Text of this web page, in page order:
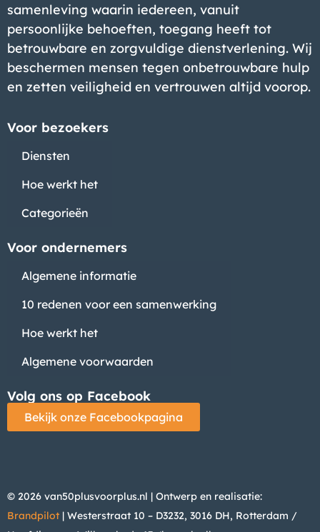
samenleving waarin iedereen, vanuit
persoonlijke behoeften, toegang heeft tot
betrouwbare en zorgvuldige dienstverlening. Wij
beschermen mensen tegen onbetrouwbare hulp
en zetten veiligheid en vertrouwen altijd voorop.
Voor bezoekers
Diensten
Hoe werkt het
Categorieën
Voor ondernemers
Algemene informatie
10 redenen voor een samenwerking
Hoe werkt het
Algemene voorwaarden
Volg ons op Facebook
Bekijk onze Facebookpagina
© 2026 van50plusvoorplus.nl | Ontwerp en realisatie:
Brandpilot | Westerstraat 10 – D3232, 3016 DH, Rotterdam /